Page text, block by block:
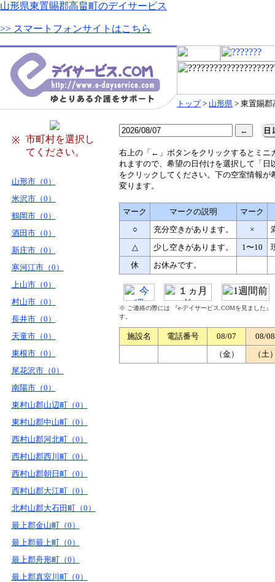
山形県東置賜郡高畠町のデイサービス
>> スマートフォンサイトはこちら
トップ> 山形県 > 東置賜郡
※
市町村を選択し
てください。
山形市（0）
米沢市（0）
鶴岡市（0）
酒田市（0）
新庄市（0）
寒河江市（0）
上山市（0）
村山市（0）
長井市（0）
天童市（0）
東根市（0）
尾花沢市（0）
南陽市（0）
東村山郡山辺町（0）
東村山郡中山町（0）
西村山郡河北町（0）
西村山郡西川町（0）
西村山郡朝日町（0）
西村山郡大江町（0）
北村山郡大石田町（0）
最上郡金山町（0）
最上郡最上町（0）
最上郡舟形町（0）
最上郡真室川町（0）
右上の「←」ボタンをクリックするとミニ
れますので、希望の日付けを選択して「日
をクリックしてください。下の空室情報が
変ります。
マーク マークの説明
マーク
○
充分空きがあります。 ×
△
少し空きがあります。 1〜10
休
お休みです。
※ ご連絡の際には 『e-デイサービス.COMを見ました
す。
施設名 電話番号 08/07
08/08
（金）
（土